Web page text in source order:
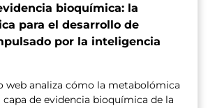
bioquímica: la
para el desarrollo de
por la inteligencia
web analiza cómo la metabolómica
de evidencia bioquímica de la